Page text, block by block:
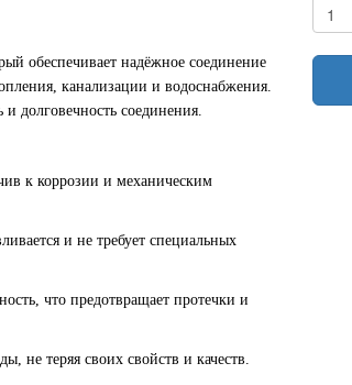
обеспечивает надёжное соединение
канализации и водоснабжения.
долговечность соединения.
к коррозии и механическим
и не требует специальных
что предотвращает протечки и
не теряя своих свойств и качеств.